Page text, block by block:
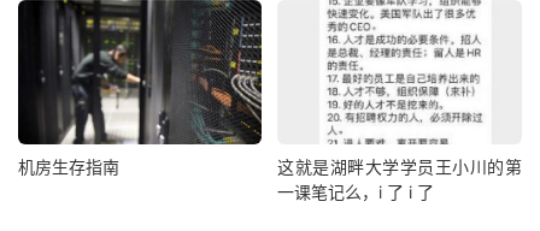
机房生存指南
这就是湖畔大学学员王小川的第
一课笔记么，i 了 i 了